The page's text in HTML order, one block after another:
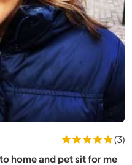
(3)
home and pet sit for me